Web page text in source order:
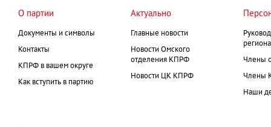
О партии
Документы и символы
Контакты
КПРФ в вашем округе
Как вступить в партию
Актуально
Главные новости
Новости Омского
отделения КПРФ
Новости ЦК КПРФ
Члены
Члены
Наши